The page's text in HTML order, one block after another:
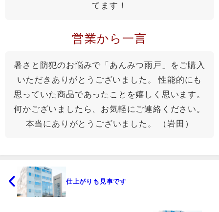
てます！
営業から一言
暑さと防犯のお悩みで「あんみつ雨戸」をご購入
いただきありがとうございました。 性能的にも
思っていた商品であったことを嬉しく思います。
何かございましたら、お気軽にご連絡ください。
本当にありがとうございました。 （岩田）
仕上がりも見事です